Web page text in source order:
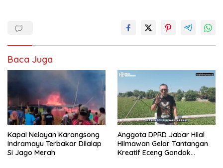
Baca Juga
Kapal Nelayan Karangsong
Indramayu Terbakar Dilalap
Si Jago Merah
Anggota DPRD Jabar Hilal
Hilmawan Gelar Tantangan
Kreatif Eceng Gondok